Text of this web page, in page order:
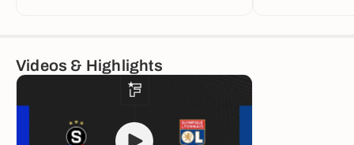
Videos & Highlights